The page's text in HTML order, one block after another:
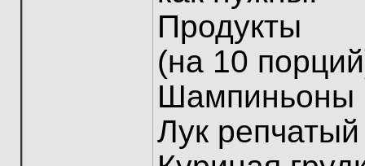
Продукты
(на 10
Шампиньоны
Лук